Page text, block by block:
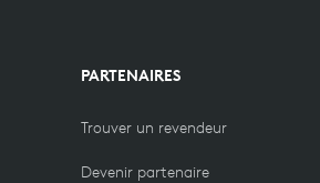
PARTENAIRES
Trouver un revendeur
Devenir partenaire